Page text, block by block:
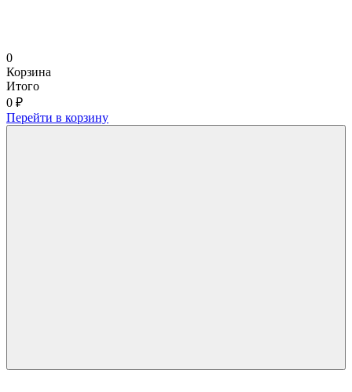
0
Корзина
Итого
0 ₽
Перейти в корзину